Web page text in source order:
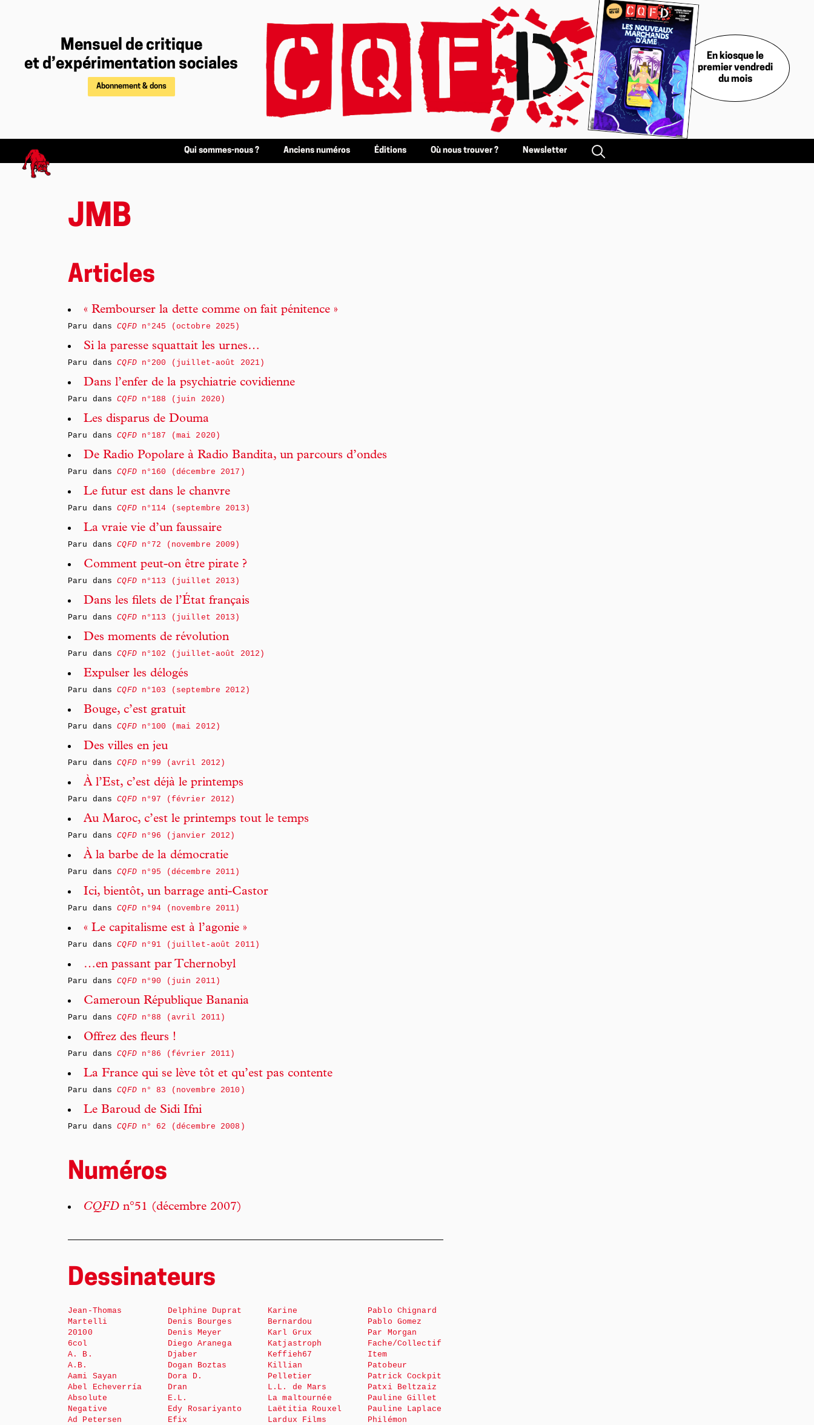
Mensuel de critique
et d’expérimentation sociales
Abonnement & dons
En kiosque le
premier vendredi
du mois
Qui sommes-nous ? Anciens numéros Éditions Où nous trouver ? Newsletter
JMB
Articles
« Rembourser la dette comme on fait pénitence »
Paru dansCQFDn°245 (octobre 2025)
Si la paresse squattait les urnes…
Paru dansCQFDn°200 (juillet-août 2021)
Dans l’enfer de la psychiatrie covidienne
Paru dansCQFDn°188 (juin 2020)
Les disparus de Douma
Paru dansCQFDn°187 (mai 2020)
De Radio Popolare à Radio Bandita, un parcours d’ondes
Paru dansCQFDn°160 (décembre 2017)
Le futur est dans le chanvre
Paru dansCQFDn°114 (septembre 2013)
La vraie vie d’un faussaire
Paru dansCQFDn°72 (novembre 2009)
Comment peut-on être pirate ?
Paru dansCQFDn°113 (juillet 2013)
Dans les filets de l’État français
Paru dansCQFDn°113 (juillet 2013)
Des moments de révolution
Paru dansCQFDn°102 (juillet-août 2012)
Expulser les délogés
Paru dansCQFDn°103 (septembre 2012)
Bouge, c’est gratuit
Paru dansCQFDn°100 (mai 2012)
Des villes en jeu
Paru dansCQFDn°99 (avril 2012)
À l’Est, c’est déjà le printemps
Paru dansCQFDn°97 (février 2012)
Au Maroc, c’est le printemps tout le temps
Paru dansCQFDn°96 (janvier 2012)
À la barbe de la démocratie
Paru dansCQFDn°95 (décembre 2011)
Ici, bientôt, un barrage anti-Castor
Paru dansCQFDn°94 (novembre 2011)
« Le capitalisme est à l’agonie »
Paru dansCQFDn°91 (juillet-août 2011)
…en passant par Tchernobyl
Paru dansCQFDn°90 (juin 2011)
Cameroun République Banania
Paru dansCQFDn°88 (avril 2011)
Offrez des fleurs !
Paru dansCQFDn°86 (février 2011)
La France qui se lève tôt et qu’est pas contente
Paru dansCQFDn° 83 (novembre 2010)
Le Baroud de Sidi Ifni
Paru dansCQFDn° 62 (décembre 2008)
Numéros
CQFD n°51 (décembre 2007)
Dessinateurs
Jean-Thomas
Martelli
20100
6col
A. B.
A.B.
Aami Sayan
Abel Echeverría
Absolute
Negative
Ad Petersen
Delphine Duprat
Denis Bourges
Denis Meyer
Diego Aranega
Djaber
Dogan Boztas
Dora D.
Dran
E.L.
Edy Rosariyanto
Efix
Karine
Bernardou
Karl Grux
Katjastroph
Keffieh67
Killian
Pelletier
L.L. de Mars
La maltournée
Laëtitia Rouxel
Lardux Films
Pablo Chignard
Pablo Gomez
Par Morgan
Fache/Collectif
Item
Patobeur
Patrick Cockpit
Patxi Beltzaiz
Pauline Gillet
Pauline Laplace
Philémon